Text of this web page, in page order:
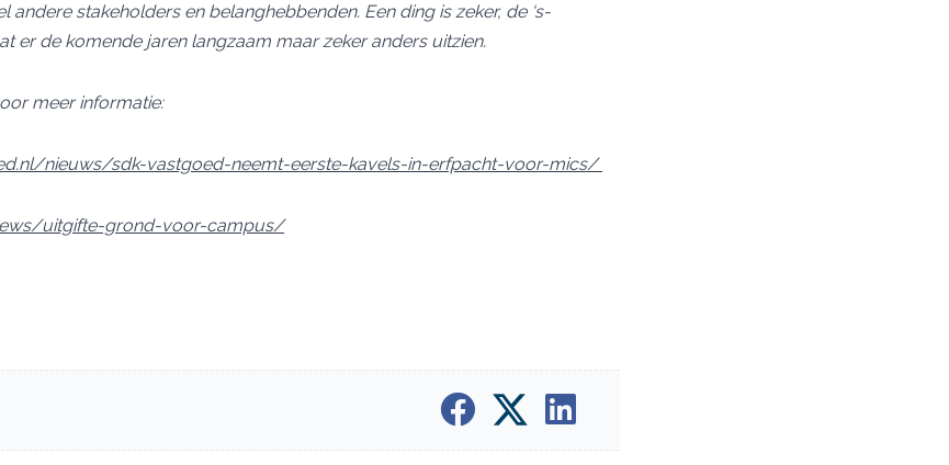
andere stakeholders en belanghebbenden. Een ding is zeker, de ‘s-
er de komende jaren langzaam maar zeker anders uitzien.
meer informatie:
nieuws/sdk-vastgoed-neemt-eerste-kavels-in-erfpacht-voor-mics/
uitgifte-grond-voor-campus/